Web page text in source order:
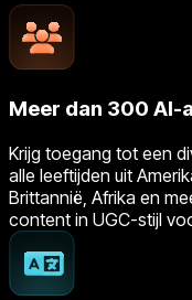
Meer dan 300 AI-
Krijg toegang tot een
alle leeftijden uit
Brittannië, Afrika en
content in UGC-stijl